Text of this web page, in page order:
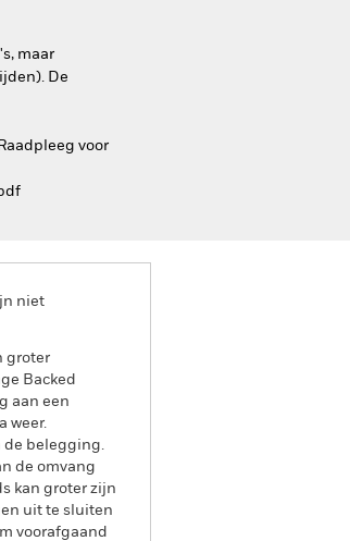
maar
De
voor
niet
groter
Backed
aan een
weer.
de belegging.
de omvang
kan groter zijn
uit te sluiten
voorafgaand